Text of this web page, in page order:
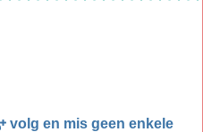
volg en mis geen enkele